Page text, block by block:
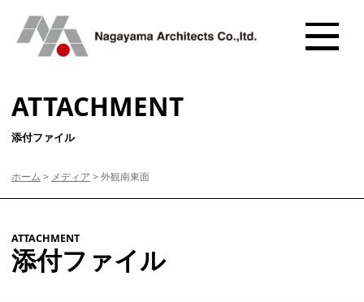
ATTACHMENT
添付ファイル
ホーム > メディア > 外観南東面
ATTACHMENT
添付ファイル